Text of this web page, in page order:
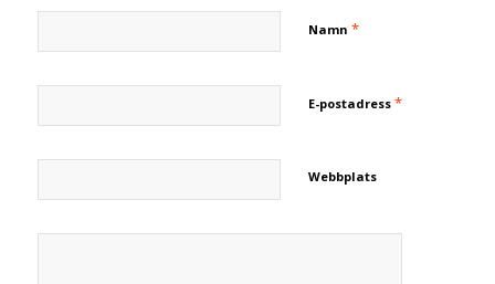
Namn *
E-postadress *
Webbplats